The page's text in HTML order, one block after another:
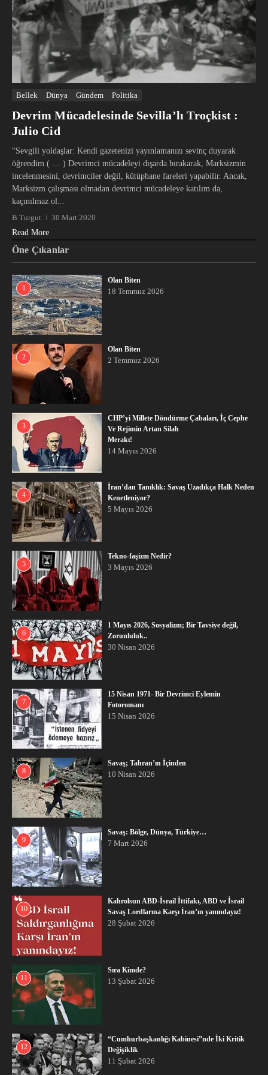
Bellek Dünya Gündem Politika
Devrim Mücadelesinde Sevilla’lı Troçkist :
Julio Cid
“Sevgili yoldaşlar: Kendi gazetenizi yayınlamanızı sevinç duyarak
öğrendim ( … ) Devrimci mücadeleyi dışarda bırakarak, Marksizmin
incelenmesini, devrimciler değil, kütüphane fareleri yapabilir. Ancak,
Marksizm çalışması olmadan devrimci mücadeleye katılım da,
kaçınılmaz ol...
B Turgut
30 Mart 2020
Read More
Öne Çıkanlar
1
Olan Biten
18 Temmuz 2026
2
Olan Biten
2 Temmuz 2026
3
CHP’yi Millete Döndürme Çabaları, İç Cephe
Ve Rejimin Artan Silah
Merakı!
14 Mayıs 2026
4
İran’dan Tanıklık: Savaş Uzadıkça Halk Neden
Kenetleniyor?
5 Mayıs 2026
5
Tekno-faşizm Nedir?
3 Mayıs 2026
6
1 Mayıs 2026, Sosyalizm; Bir Tavsiye değil,
Zorunluluk..
30 Nisan 2026
7
15 Nisan 1971- Bir Devrimci Eylemin
Fotoromanı
15 Nisan 2026
8
Savaş; Tahran’ın İçinden
10 Nisan 2026
9
Savaş: Bölge, Dünya, Türkiye…
7 Mart 2026
10
Kahrolsun ABD-İsrail İttifakı, ABD ve İsrail
Savaş Lordlarına Karşı İran’ın yanındayız!
28 Şubat 2026
11
Sıra Kimde?
13 Şubat 2026
12
“Cumhurbaşkanlığı Kabinesi”nde İki Kritik
Değişiklik
11 Şubat 2026